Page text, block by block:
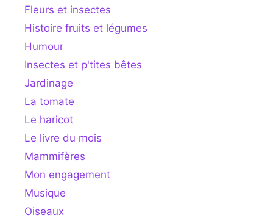
Fleurs et insectes
Histoire fruits et légumes
Humour
Insectes et p'tites bêtes
Jardinage
La tomate
Le haricot
Le livre du mois
Mammifères
Mon engagement
Musique
Oiseaux